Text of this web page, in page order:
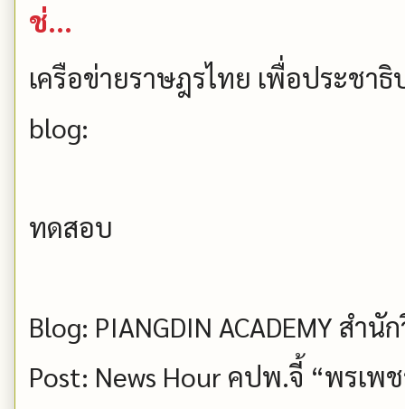
ช่...
เครือข่ายราษฎรไทย เพื่อประชา
blog:
ทดสอบ
Blog: PIANGDIN ACADEMY สำ
Post: News Hour คปพ.จี้ “พรเพ